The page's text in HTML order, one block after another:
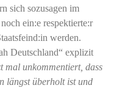
sich sozusagen im
ein:e respektierte:r
werden.
Deutschland“ explizit
mal unkommentiert, dass
längst überholt ist und